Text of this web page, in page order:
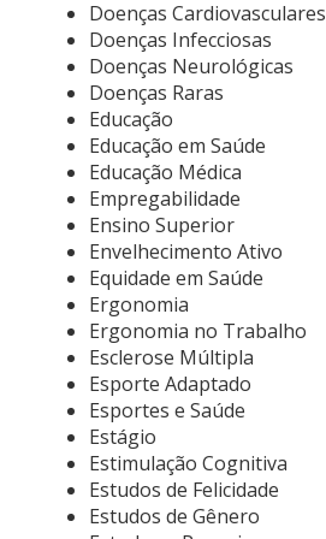
Doenças Cardiovasculares
Doenças Infecciosas
Doenças Neurológicas
Doenças Raras
Educação
Educação em Saúde
Educação Médica
Empregabilidade
Ensino Superior
Envelhecimento Ativo
Equidade em Saúde
Ergonomia
Ergonomia no Trabalho
Esclerose Múltipla
Esporte Adaptado
Esportes e Saúde
Estágio
Estimulação Cognitiva
Estudos de Felicidade
Estudos de Gênero